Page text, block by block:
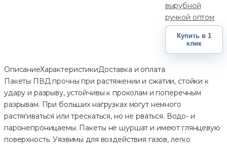
вырубной
ручкой оптом
Купить в 1
клик
ОписаниеХарактеристикиДоставка и оплата
Пакеты ПВД прочны при растяжении и сжатии, стойки к
удару и разрыву, устойчивы к проколам и поперечным
разрывам. При больших нагрузках могут немного
растягиваться или трескаться, но не рваться. Водо- и
паронепроницаемы. Пакеты не шуршат и имеют глянцевую
поверхность. Уязвимы для воздействия газов, легко